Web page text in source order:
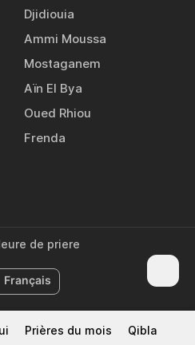
Prières du mois Qibla
Djidiouia
Ammi Moussa
Mostaganem
Aïn El Bya
Oued Rhiou
Frenda
de priere
Français